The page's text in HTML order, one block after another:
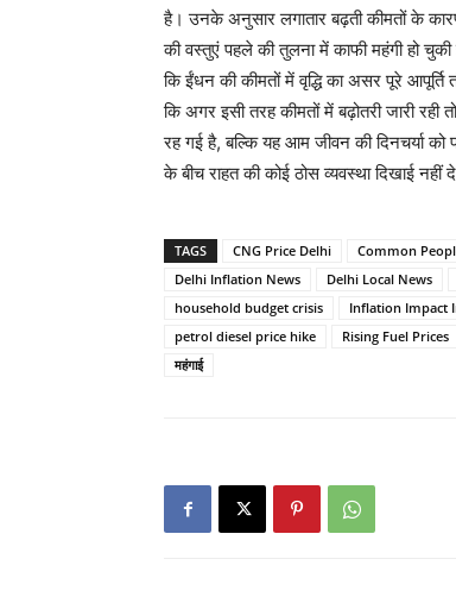
है। उनके अनुसार लगातार बढ़ती कीमतों के
की वस्तुएं पहले की तुलना में काफी महंगी हो
कि ईंधन की कीमतों में वृद्धि का असर पूरे
कि अगर इसी तरह कीमतों में बढ़ोतरी जारी
रह गई है, बल्कि यह आम जीवन की दिनचर्या
के बीच राहत की कोई ठोस व्यवस्था दिखाई
TAGS CNG Price Delhi Common
Delhi Inflation News
Delhi Local News
household budget crisis
Inflation Impact
petrol diesel price hike
Rising Fuel Prices
महंगाई